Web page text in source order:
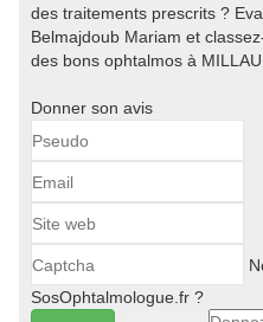
des traitements prescrits ?
Belmajdoub Mariam et
des bons ophtalmos à MILLAU.
Donner son avis
SosOphtalmologue.fr ?